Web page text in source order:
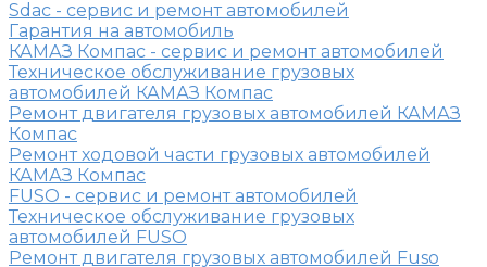
Sdac - сервис и ремонт автомобилей
Гарантия на автомобиль
КАМАЗ Компас - сервис и ремонт автомобилей
Техническое обслуживание грузовых
автомобилей КАМАЗ Компас
Ремонт двигателя грузовых автомобилей КАМАЗ
Компас
Ремонт ходовой части грузовых автомобилей
КАМАЗ Компас
FUSO - сервис и ремонт автомобилей
Техническое обслуживание грузовых
автомобилей FUSO
Ремонт двигателя грузовых автомобилей Fuso